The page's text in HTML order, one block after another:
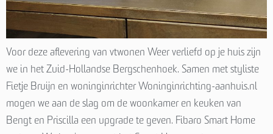
Voor deze aflevering van vtwonen Weer verliefd op je huis zijn
we in het Zuid-Hollandse Bergschenhoek. Samen met styliste
Fietje Bruijn en woninginrichter Woninginrichting-aanhuis.nl
mogen we aan de slag om de woonkamer en keuken van
Bengt en Priscilla een upgrade te geven. Fibaro Smart Home